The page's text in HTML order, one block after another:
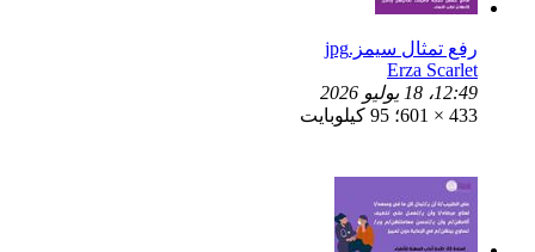
رفع تمثال سيمز.jpg
Erza Scarlet
12:49، 18 يوليو 2026
433 × 601؛ 95 كيلوبايت